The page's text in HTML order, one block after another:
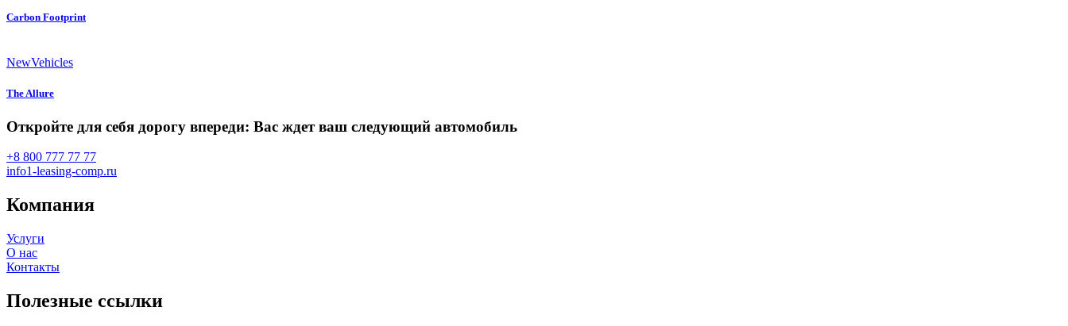
Carbon Footprint
NewVehicles
The Allure
Откройте для себя дорогу впереди: Вас ждет ваш следующий автомобиль
+8 800 777 77 77
info1-leasing-comp.ru
Компания
Услуги
О нас
Контакты
Полезные ссылки